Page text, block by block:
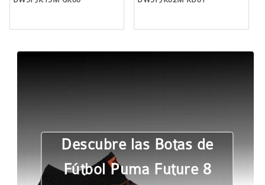
Descubre las Botas de
Fútbol Puma Future 8